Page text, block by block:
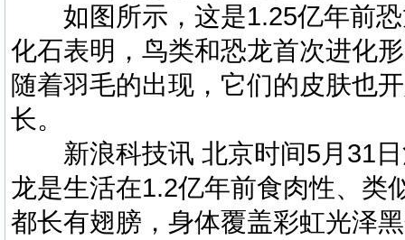
如图所示，这是1.25亿年前恐
化石表明，鸟类和恐龙首次进化
随着羽毛的出现，它们的皮肤也
长。
新浪科技讯 北京时间5月31日
龙是生活在1.2亿年前食肉性、类
都长有翅膀，身体覆盖彩虹光泽